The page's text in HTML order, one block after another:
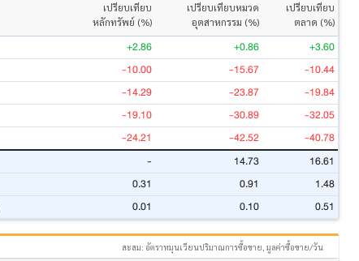
เปรียบเทียบ
หลักทรัพย์ (%)
เปรียบเทียบหมวด
อุตสาหกรรม (%)
เปรียบเทียบ
ตลาด (%)
+2.86 +0.86 +3.60
-10.00 -15.67 -10.44
-14.29 -23.87 -19.84
-19.10 -30.89 -32.05
-24.21 -42.52 -40.78
- 14.73 16.61
0.31 0.91 1.48
0.01 0.10 0.51
สะสม: อัตราหมุนเวียนปริมาณการซื้อขาย, มูลค่าซื้อขาย/วัน